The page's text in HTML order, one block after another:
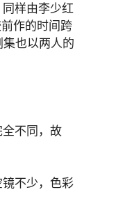
样由李少红
作的时间跨
也以两人的
不同，故
不少，色彩